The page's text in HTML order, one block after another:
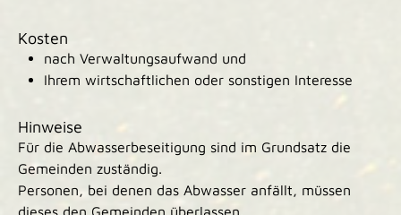
Kosten
nach Verwaltungsaufwand und
Ihrem wirtschaftlichen oder sonstigen Interesse
Hinweise
Für die Abwasserbeseitigung sind im Grundsatz die
Gemeinden zuständig.
Personen, bei denen das Abwasser anfällt, müssen
dieses den Gemeinden überlassen.